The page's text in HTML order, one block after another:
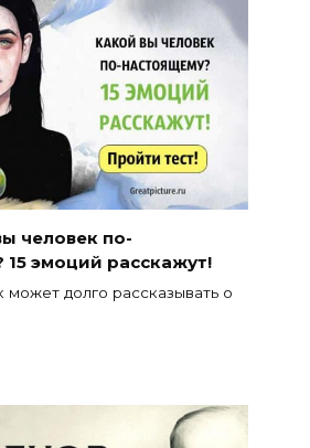
человек по-
15 эмоций расскажут!
может долго рассказывать о